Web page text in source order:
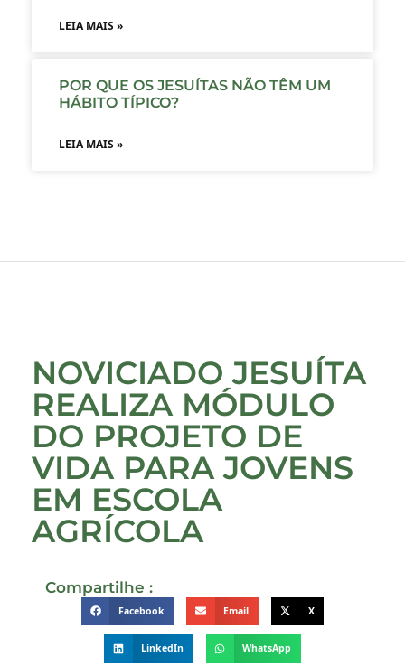
LEIA MAIS »
POR QUE OS JESUÍTAS NÃO TÊM UM
HÁBITO TÍPICO?
LEIA MAIS »
NOVICIADO JESUÍTA
REALIZA MÓDULO
DO PROJETO DE
VIDA PARA JOVENS
EM ESCOLA
AGRÍCOLA
Compartilhe :
Facebook Email X
LinkedIn WhatsApp